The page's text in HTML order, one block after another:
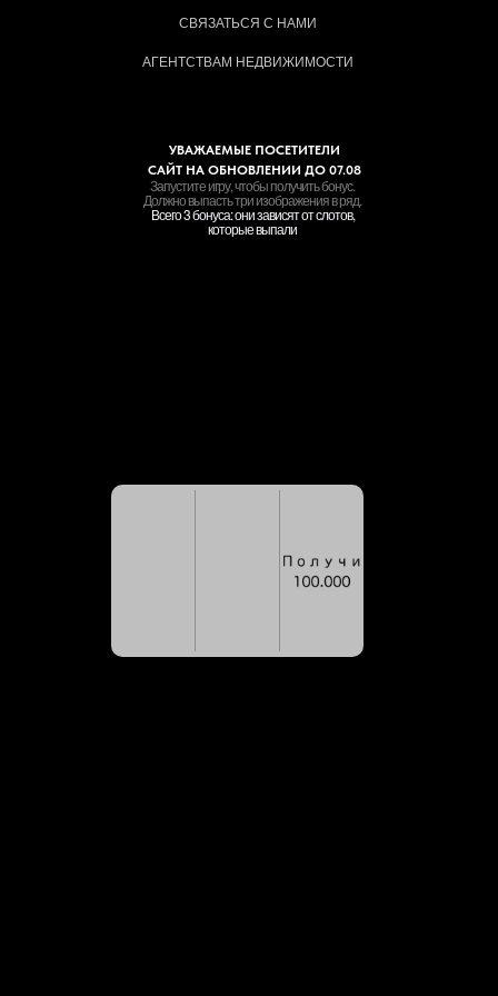
Запустите игру, чтобы получить бонус.
Должно выпасть три изображения в ряд.
Всего 3 бонуса: они зависят от слотов,
которые выпали
АГЕНТСТВАМ НЕДВИЖИМОСТИ
СВЯЗАТЬСЯ С НАМИ
УВАЖАЕМЫЕ ПОСЕТИТЕЛИ
САЙТ НА ОБНОВЛЕНИИ ДО 07.08